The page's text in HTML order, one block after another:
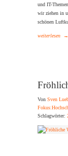
und IT-
wir ziehen in
schönen
weiterlesen →
Von Sven
Schlagwörter: